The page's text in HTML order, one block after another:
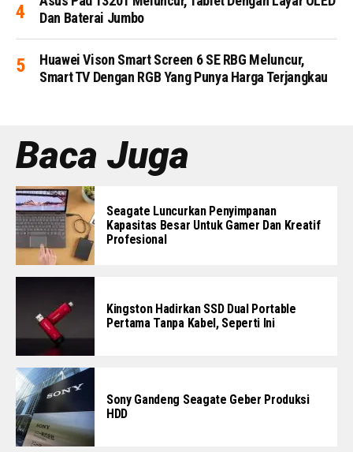
Dan Baterai Jumbo
Huawei Vison Smart Screen 6 SE RBG Meluncur,
Smart TV Dengan RGB Yang Punya Harga Terjangkau
Baca Juga
Seagate Luncurkan Penyimpanan
Kapasitas Besar Untuk Gamer Dan Kreatif
Profesional
Kingston Hadirkan SSD Dual Portable
Pertama Tanpa Kabel, Seperti Ini
Sony Gandeng Seagate Geber Produksi
HDD